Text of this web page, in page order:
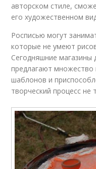
авторском стиле,
его художественном
Росписью могут
которые не умеют
Сегодняшние магазины
предлагают множество
шаблонов и
творческий процесс